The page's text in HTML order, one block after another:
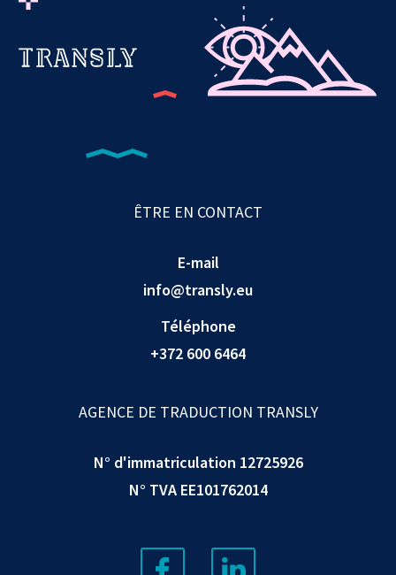
ÊTRE EN CONTACT
E-mail
info@transly.eu
Téléphone
+372 600 6464
AGENCE DE TRADUCTION TRANSLY
N° d'immatriculation 12725926
N° TVA EE101762014